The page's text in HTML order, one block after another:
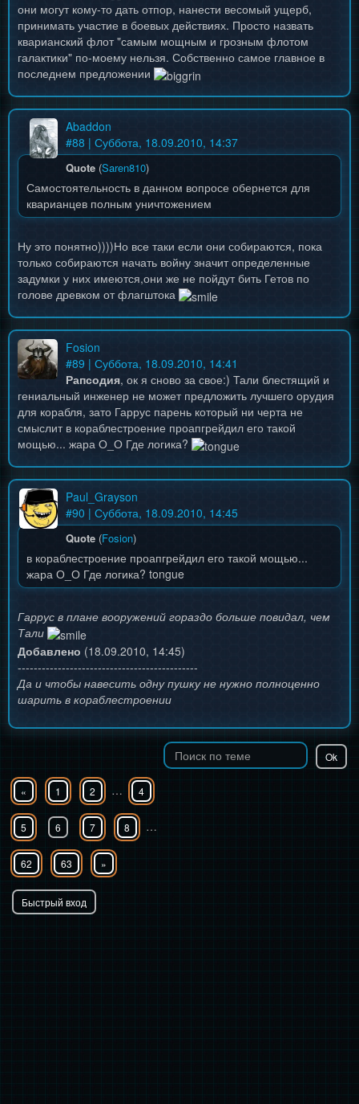
они могут кому-то дать отпор, нанести весомый ущерб,
принимать участие в боевых действиях. Просто назвать
кварианский флот "самым мощным и грозным флотом
галактики" по-моему нельзя. Собственно самое главное в
последнем предложении
Abaddon
#88 | Суббота, 18.09.2010, 14:37
Quote (Saren810)
Самостоятельность в данном вопросе обернется для
кварианцев полным уничтожением
Ну это понятно))))Но все таки если они собираются, пока
только собираются начать войну значит определенные
задумки у них имеются,они же не пойдут бить Гетов по
голове древком от флагштока
Fosion
#89 | Суббота, 18.09.2010, 14:41
Рапсодия, ок я сново за свое:) Тали блестящий и
гениальный инженер не может предложить лучшего орудия
для корабля, зато Гаррус парень который ни черта не
смыслит в кораблестроение проапгрейдил его такой
мощью... жара О_О Где логика?
Paul_Grayson
#90 | Суббота, 18.09.2010, 14:45
Quote (Fosion)
в кораблестроение проапгрейдил его такой мощью...
жара О_О Где логика? tongue
Гаррус в плане вооружений гораздо больше повидал, чем
Тали
Добавлено (18.09.2010, 14:45)
---------------------------------------------
Да и чтобы навесить одну пушку не нужно полноценно
шарить в кораблестроении
« 1 2 … 4
5 6 7 8 …
62 63 »